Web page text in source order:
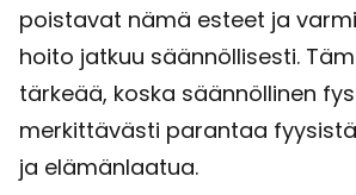
poistavat nämä esteet ja
hoito jatkuu säännöllisesti.
tärkeää, koska säännöllinen
merkittävästi parantaa
ja elämänlaatua.